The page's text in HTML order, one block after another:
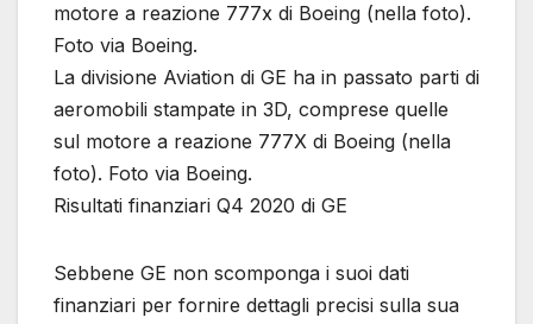
motore a reazione 777x di Boeing (nella foto).
Foto via Boeing.
La divisione Aviation di GE ha in passato parti di
aeromobili stampate in 3D, comprese quelle
sul motore a reazione 777X di Boeing (nella
foto). Foto via Boeing.
Risultati finanziari Q4 2020 di GE
Sebbene GE non scomponga i suoi dati
finanziari per fornire dettagli precisi sulla sua